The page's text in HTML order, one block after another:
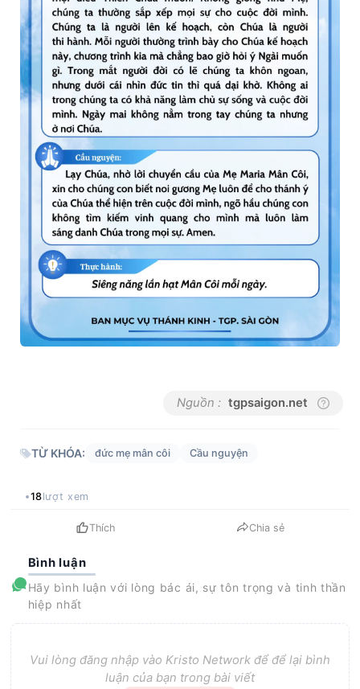
Nguồn : tgpsaigon.net
TỪ KHÓA: đức mẹ mân côi Cầu nguyện
18lượt xem
Thích Chia sẻ
Bình luận
Hãy bình luận với lòng bác ái, sự tôn trọng và tinh thần
hiệp nhất
Vui lòng đăng nhập vào Kristo Network để để lại bình
luận của bạn trong bài viết